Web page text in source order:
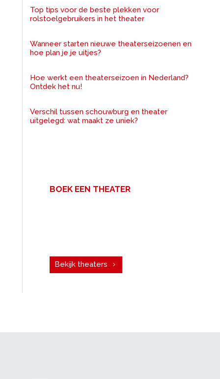
Top tips voor de beste plekken voor
rolstoelgebruikers in het theater
Wanneer starten nieuwe theaterseizoenen en
hoe plan je je uitjes?
Hoe werkt een theaterseizoen in Nederland?
Ontdek het nu!
Verschil tussen schouwburg en theater
uitgelegd: wat maakt ze uniek?
BOEK EEN THEATER
Bekijk theaters